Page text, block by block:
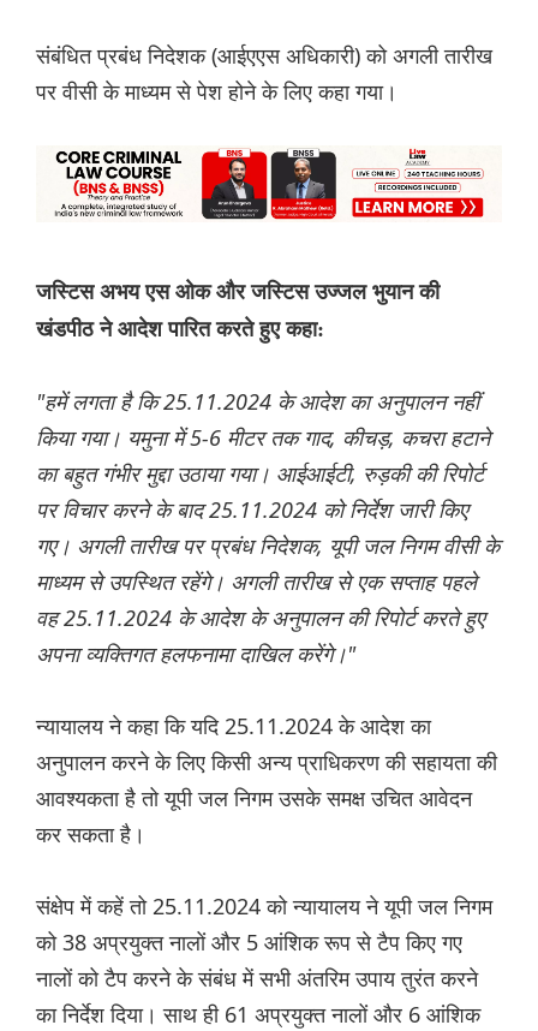
संबंधित प्रबंध निदेशक (आईएएस अधिकारी) को अगली तारीख
पर वीसी के माध्यम से पेश होने के लिए कहा गया।
जस्टिस अभय एस ओक और जस्टिस उज्जल भुयान की
खंडपीठ ने आदेश पारित करते हुए कहा:
"हमें लगता है कि 25.11.2024 के आदेश का अनुपालन नहीं
किया गया। यमुना में 5-6 मीटर तक गाद, कीचड़, कचरा हटाने
का बहुत गंभीर मुद्दा उठाया गया। आईआईटी, रुड़की की रिपोर्ट
पर विचार करने के बाद 25.11.2024 को निर्देश जारी किए
गए। अगली तारीख पर प्रबंध निदेशक, यूपी जल निगम वीसी के
माध्यम से उपस्थित रहेंगे। अगली तारीख से एक सप्ताह पहले
वह 25.11.2024 के आदेश के अनुपालन की रिपोर्ट करते हुए
अपना व्यक्तिगत हलफनामा दाखिल करेंगे।"
न्यायालय ने कहा कि यदि 25.11.2024 के आदेश का
अनुपालन करने के लिए किसी अन्य प्राधिकरण की सहायता की
आवश्यकता है तो यूपी जल निगम उसके समक्ष उचित आवेदन
कर सकता है।
संक्षेप में कहें तो 25.11.2024 को न्यायालय ने यूपी जल निगम
को 38 अप्रयुक्त नालों और 5 आंशिक रूप से टैप किए गए
नालों को टैप करने के संबंध में सभी अंतरिम उपाय तुरंत करने
का निर्देश दिया। साथ ही 61 अप्रयुक्त नालों और 6 आंशिक